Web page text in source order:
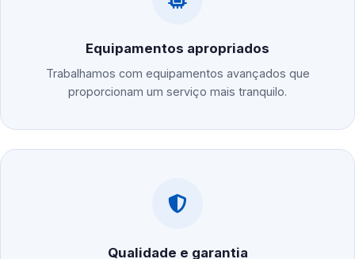
Equipamentos apropriados
Trabalhamos com equipamentos avançados que
proporcionam um serviço mais tranquilo.
Qualidade e garantia